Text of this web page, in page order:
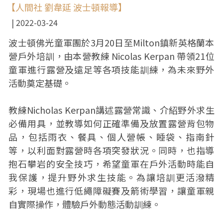
【人間社 劉韋延 波士頓報導】
2022-03-24
波士頓佛光童軍團於3月20日至Milton鎮新英格蘭本
營戶外培訓，由本營教練 Nicolas Kerpan 帶領21位
童軍進行露營及遠足等各項技能訓練，為未來野外
活動奠定基礎。
教練Nicholas Kerpan講述露營常識、介紹野外求生
必備用具，並教導如何正確準備及放置露營背包物
品，包括雨衣、餐具、個人營帳、睡袋、指南針
等，以利面對露營時各項突發狀況。同時，也指導
抱石攀岩的安全技巧，希望童軍在戶外活動時能自
我保護，提升野外求生技能。為讓培訓更活潑精
彩，現場也進行低繩障礙賽及箭術學習，讓童軍親
自實際操作，體驗戶外動態活動訓練。